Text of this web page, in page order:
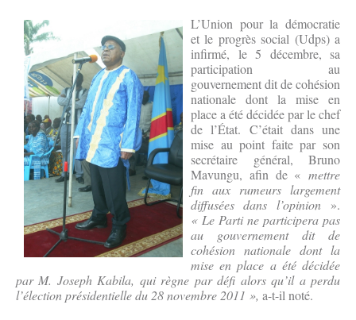
L’Union pour la démocratie
et le progrès social (Udps) a
infirmé, le 5 décembre, sa
participation au
gouvernement dit de cohésion
nationale dont la mise en
place a été décidée par le chef
de l’État. C’était dans une
mise au point faite par son
secrétaire général, Bruno
Mavungu, afin de « mettre
fin aux rumeurs largement
diffusées dans l’opinion».
« Le Parti ne participera pas
au gouvernement dit de
cohésion nationale dont la
mise en place a été décidée
par M. Joseph Kabila, qui règne par défi alors qu’il a perdu
l’élection présidentielle du 28 novembre 2011 », a-t-il noté.